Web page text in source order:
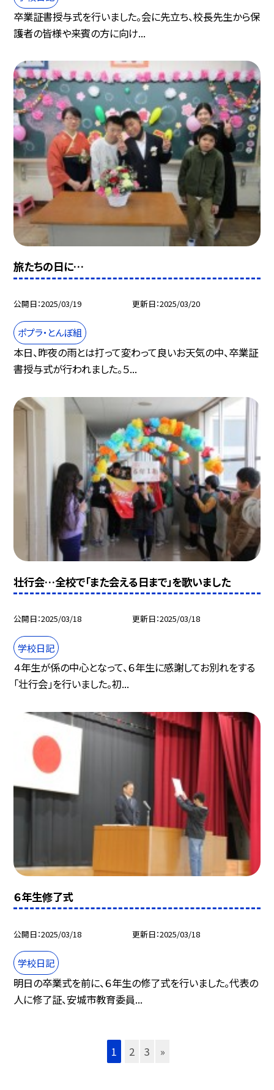
卒業証書授与式を行いました。会に先立ち、校長先生から保
護者の皆様や来賓の方に向け...
旅たちの日に…
公開日 2025/03/19 更新日 2025/03/20
ポプラ・とんぼ組
本日、昨夜の雨とは打って変わって良いお天気の中、卒業証
書授与式が行われました。５...
壮行会…全校で「また会える日まで」を歌いました
公開日 2025/03/18 更新日 2025/03/18
学校日記
４年生が係の中心となって、６年生に感謝してお別れをする
「壮行会」を行いました。初...
６年生修了式
公開日 2025/03/18 更新日 2025/03/18
学校日記
明日の卒業式を前に、６年生の修了式を行いました。代表の
人に修了証、安城市教育委員...
1 2 3 »